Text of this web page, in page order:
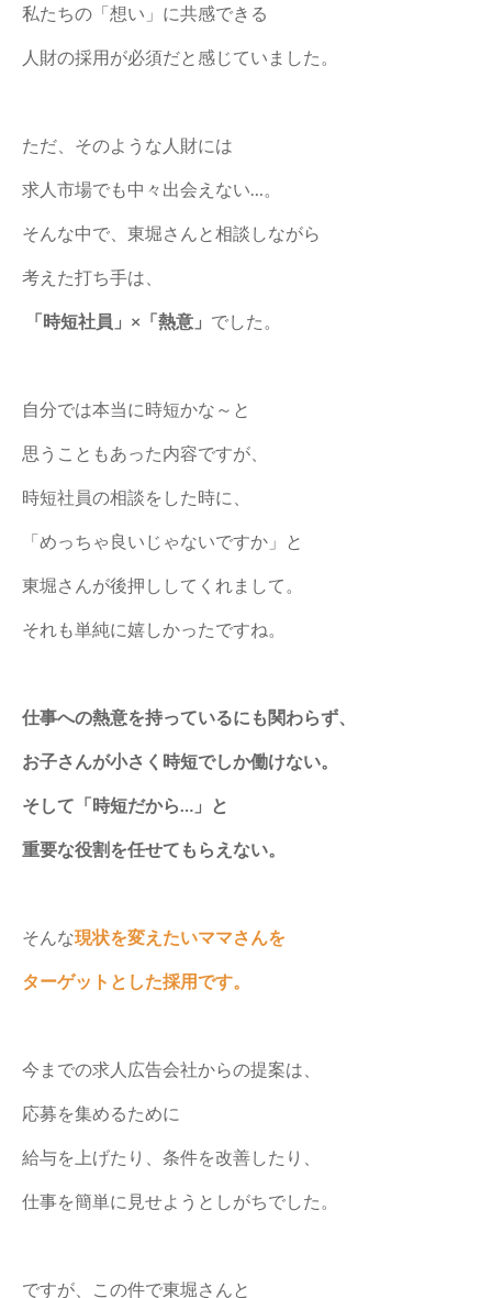
私たちの「想い」に共感できる
人財の採用が必須だと感じていました。
ただ、そのような人財には
求人市場でも中々出会えない…。
そんな中で、東堀さんと相談しながら
考えた打ち手は、
「時短社員」×「熱意」 でした。
自分では本当に時短かな～と
思うこともあった内容ですが、
時短社員の相談をした時に、
「めっちゃ良いじゃないですか」と
東堀さんが後押ししてくれまして。
それも単純に嬉しかったですね。
仕事への熱意を持っているにも関わらず、
お子さんが小さく時短でしか働けない。
そして「時短だから…」と
重要な役割を任せてもらえない。
そんな現状を変えたいママさんを
ターゲットとした採用です。
今までの求人広告会社からの提案は、
応募を集めるために
給与を上げたり、条件を改善したり、
仕事を簡単に見せようとしがちでした。
ですが、この件で東堀さんと